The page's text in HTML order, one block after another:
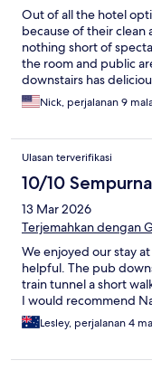
Out of all the hotel
because of their clean
nothing short of
the room and public
downstairs has
touch. I would highly
certainly be back next
Nick, perjalanan 9
Ulasan terverifikasi
10/10 Sempurna
13 Mar 2026
Terjemahkan dengan
We enjoyed our stay
helpful. The pub
train tunnel a short
I would recommend
Lesley, perjalanan 4